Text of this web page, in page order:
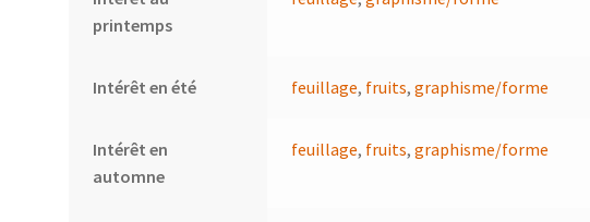
printemps
Intérêt en été feuillage, fruits,graphisme/forme
Intérêt en
automne
feuillage, fruits,graphisme/forme